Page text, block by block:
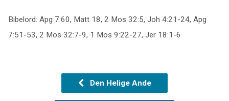
Bibelord: Apg 7:60, Matt 18, 2 Mos 32:5, Joh 4:21-24, Apg
7:51-53, 2 Mos 32:7-9, 1 Mos 9:22-27, Jer 18:1-6
Den Helige Ande